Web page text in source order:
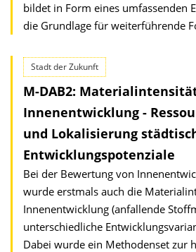
bildet in Form eines umfassenden
die Grundlage für weiterführende
Stadt der Zukunft
M-DAB2:
Innenentwicklung -
und Lokalisierung
Entwicklungspotenziale
Bei der Bewertung von
wurde erstmals auch die
Innenentwicklung (anfallende
unterschiedliche
Dabei wurde ein Methodenset zur